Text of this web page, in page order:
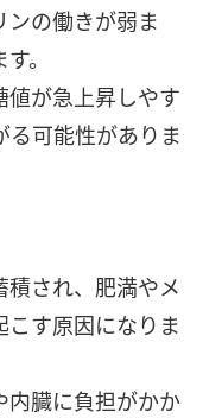
ンの働きが弱ま
。
値が急上昇しやす
る可能性がありま
積され、肥満やメ
す原因になりま
内臓に負担がかか